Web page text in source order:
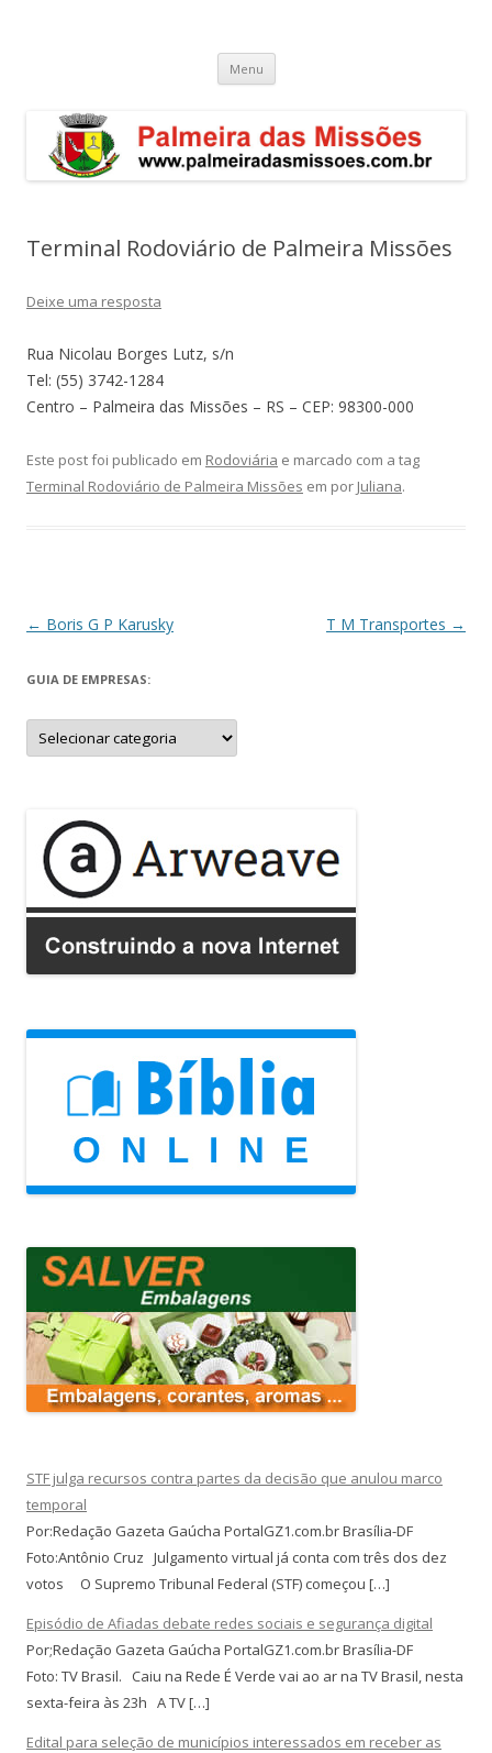
Menu Pular
o
Terminal Rodoviário de Palmeira Missões
Deixe uma resposta
Rua Nicolau Borges Lutz, s/n
Tel: (55) 3742-1284
Centro – Palmeira das Missões – RS – CEP: 98300-000
Este post foi publicado em Rodoviária e marcado com a tag
Terminal Rodoviário de Palmeira Missões em por Juliana.
Navegação
posts
← Boris G P Karusky T M Transportes →
GUIA DE EMPRESAS:
Guia
de
Empresas:
STF julga recursos contra partes da decisão que anulou marco
temporal
Por:Redação Gazeta Gaúcha PortalGZ1.com.br Brasília-DF
Foto:Antônio Cruz Julgamento virtual já conta com três dos dez
votos O Supremo Tribunal Federal (STF) começou […]
Episódio de Afiadas debate redes sociais e segurança digital
Por;Redação Gazeta Gaúcha PortalGZ1.com.br Brasília-DF
Foto: TV Brasil. Caiu na Rede É Verde vai ao ar na TV Brasil, nesta
sexta-feira às 23h A TV […]
Edital para seleção de municípios interessados em receber as